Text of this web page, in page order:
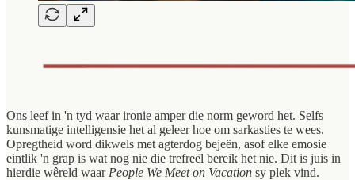
Ons leef in 'n tyd waar ironie amper die norm geword het. Selfs
kunsmatige intelligensie het al geleer hoe om sarkasties te wees.
Opregtheid word dikwels met agterdog bejeën, asof elke emosie
eintlik 'n grap is wat nog nie die trefreël bereik het nie. Dit is juis in
hierdie wêreld waar People We Meet on Vacation sy plek vind.